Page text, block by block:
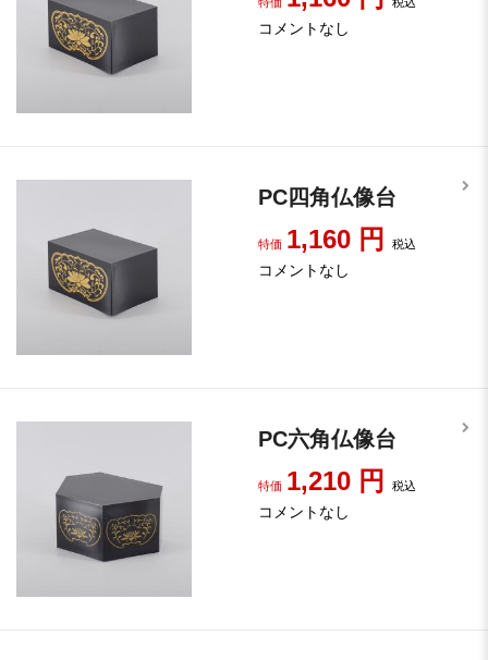
コメントなし
PC四角仏像台
特価 1,160 円 税込
コメントなし
PC六角仏像台
特価 1,210 円 税込
コメントなし